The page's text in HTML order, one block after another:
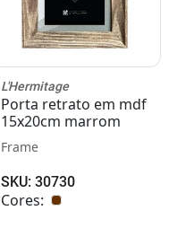
L'Hermitage
Porta retrato em mdf
15x20cm marrom
Frame
SKU: 30730
Cores: